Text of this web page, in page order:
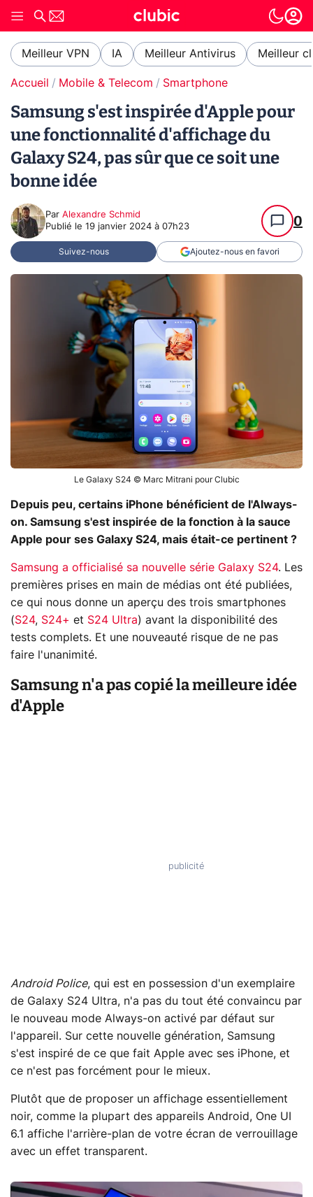
Meilleur VPN IA Meilleur Antivirus Meilleur
Accueil Mobile & Telecom Smartphone
Samsung s'est inspirée d'Apple pour
une fonctionnalité d'affichage du
Galaxy S24, pas sûr que ce soit une
bonne idée
Par Alexandre Schmid
Publié le 19 janvier 2024 à 07h23 0
Suivez-nous Ajoutez-nous en favori
Le Galaxy S24 © Marc Mitrani pour Clubic
Depuis peu, certains iPhone bénéficient de l'Always-
on. Samsung s'est inspirée de la fonction à la sauce
Apple pour ses Galaxy S24, mais était-ce pertinent ?
Samsung a officialisé sa nouvelle série Galaxy S24. Les
premières prises en main de médias ont été publiées,
ce qui nous donne un aperçu des trois smartphones
(S24, S24+ et S24 Ultra) avant la disponibilité des
tests complets. Et une nouveauté risque de ne pas
faire l'unanimité.
Samsung n'a pas copié la meilleure idée
d'Apple
Android Police, qui est en possession d'un exemplaire
de Galaxy S24 Ultra, n'a pas du tout été convaincu par
le nouveau mode Always-on activé par défaut sur
l'appareil. Sur cette nouvelle génération, Samsung
s'est inspiré de ce que fait Apple avec ses iPhone, et
ce n'est pas forcément pour le mieux.
Plutôt que de proposer un affichage essentiellement
noir, comme la plupart des appareils Android, One UI
6.1 affiche l'arrière-plan de votre écran de verrouillage
avec un effet transparent.